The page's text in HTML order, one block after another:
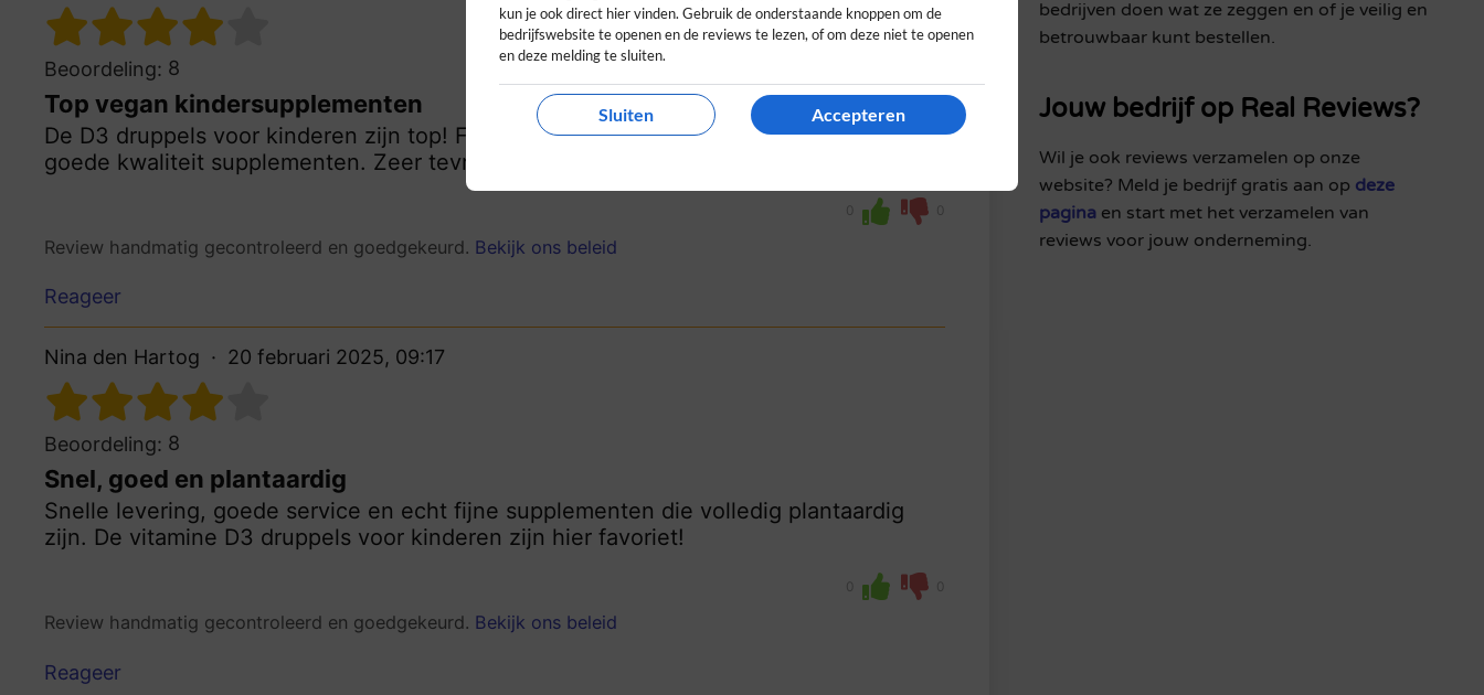
Beoordeling: 8
Top vegan kindersupplementen
De D3 druppels voor kinderen zijn top! Fijn dat alles vegan is, snelle levering en
goede kwaliteit supplementen. Zeer tevreden met VitaminFit!
0 0
Review handmatig gecontroleerd en goedgekeurd. Bekijk ons beleid
Reageer
Nina den Hartog 20 februari 2025, 09:17
Beoordeling: 8
Snel, goed en plantaardig
Snelle levering, goede service en echt fijne supplementen die volledig plantaardig
zijn. De vitamine D3 druppels voor kinderen zijn hier favoriet!
0 0
Review handmatig gecontroleerd en goedgekeurd. Bekijk ons beleid
Reageer
bedrijven doen wat ze zeggen en of je veilig en
betrouwbaar kunt bestellen.
Jouw bedrijf op Real Reviews?
Wil je ook reviews verzamelen op onze
website? Meld je bedrijf gratis aan op deze
paginaen start met het verzamelen van
reviews voor jouw onderneming.
kun je ook direct hier vinden. Gebruik de onderstaande knoppen om de
bedrijfswebsite te openen en de reviews te lezen, of om deze niet te openen
en deze melding te sluiten.
Sluiten Accepteren